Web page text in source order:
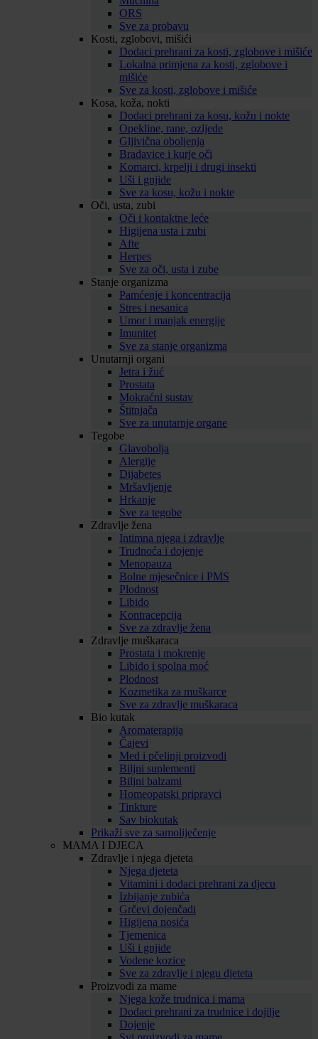
ORS
Sve za probavu
Kosti, zglobovi, mišići
Dodaci prehrani za kosti, zglobove i mišiće
Lokalna primjena za kosti, zglobove i
mišiće
Sve za kosti, zglobove i mišiće
Kosa, koža, nokti
Dodaci prehrani za kosu, kožu i nokte
Opekline, rane, ozljede
Gljivična oboljenja
Bradavice i kurje oči
Komarci, krpelji i drugi insekti
Uši i gnjide
Sve za kosu, kožu i nokte
Oči, usta, zubi
Oči i kontaktne leće
Higijena usta i zubi
Afte
Herpes
Sve za oči, usta i zube
Stanje organizma
Pamćenje i koncentracija
Stres i nesanica
Umor i manjak energije
Imunitet
Sve za stanje organizma
Unutarnji organi
Jetra i žuć
Prostata
Mokraćni sustav
Štitnjača
Sve za unutarnje organe
Tegobe
Glavobolja
Alergije
Dijabetes
Mršavljenje
Hrkanje
Sve za tegobe
Zdravlje žena
Intimna njega i zdravlje
Trudnoća i dojenje
Menopauza
Bolne mjesečnice i PMS
Plodnost
Libido
Kontracepcija
Sve za zdravlje žena
Zdravlje muškaraca
Prostata i mokrenje
Libido i spolna moć
Plodnost
Kozmetika za muškarce
Sve za zdravlje muškaraca
Bio kutak
Aromaterapija
Čajevi
Med i pčelinji proizvodi
Biljni suplementi
Biljni balzami
Homeopatski pripravci
Tinkture
Sav biokutak
Prikaži sve za samoliječenje
MAMA I DJECA
Zdravlje i njega djeteta
Njega djeteta
Vitamini i dodaci prehrani za djecu
Izbijanje zubića
Grčevi dojenčadi
Higijena nosića
Tjemenica
Uši i gnjide
Vodene kozice
Sve za zdravlje i njegu djeteta
Proizvodi za mame
Njega kože trudnica i mama
Dodaci prehrani za trudnice i dojilje
Dojenje